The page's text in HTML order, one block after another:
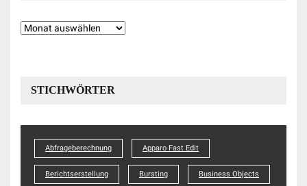
Beitragshistorie
STICHWÖRTER
Abfrageberechnung Apparo Fast Edit
Berichtserstellung Bursting Business Objects